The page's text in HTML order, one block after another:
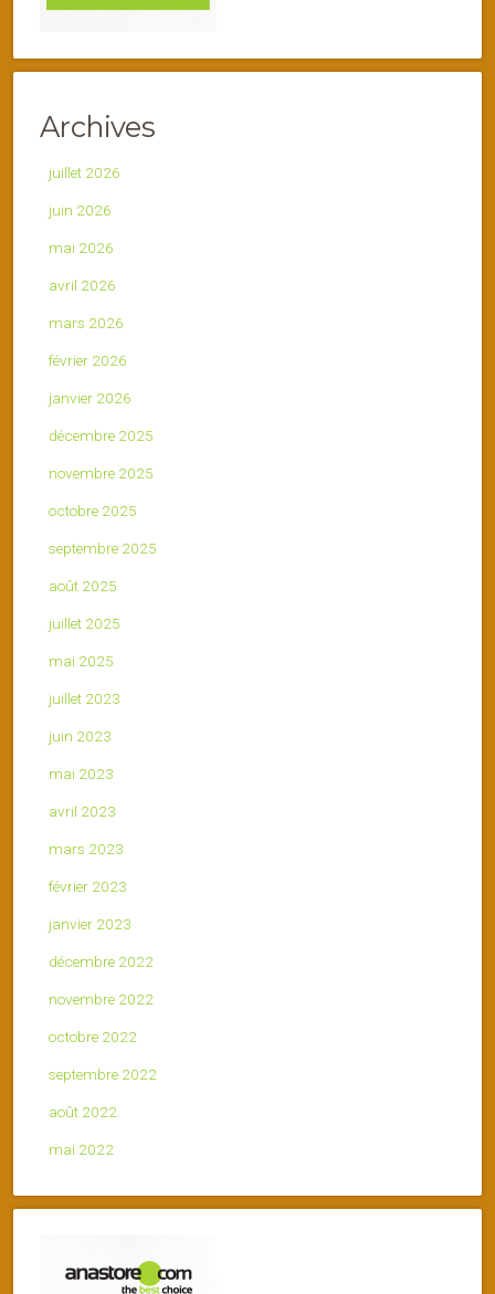
Archives
juillet 2026
juin 2026
mai 2026
avril 2026
mars 2026
février 2026
janvier 2026
décembre 2025
novembre 2025
octobre 2025
septembre 2025
août 2025
juillet 2025
mai 2025
juillet 2023
juin 2023
mai 2023
avril 2023
mars 2023
février 2023
janvier 2023
décembre 2022
novembre 2022
octobre 2022
septembre 2022
août 2022
mai 2022